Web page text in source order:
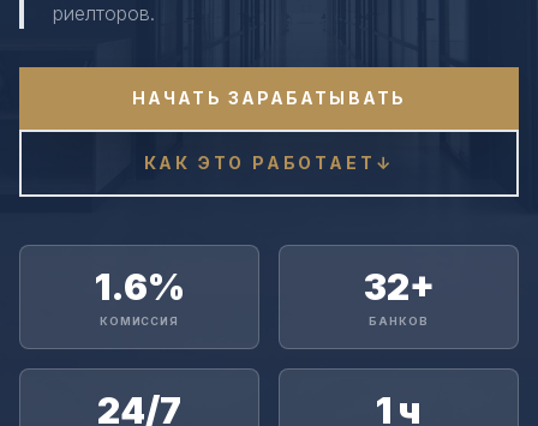
риелторов.
НАЧАТЬ ЗАРАБАТЫВАТЬ
КАК ЭТО РАБОТАЕТ ↓
1.6%
КОМИССИЯ
32+
БАНКОВ
24/7 1 ч